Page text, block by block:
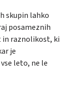
skupin lahko
posameznih
in raznolikost, ki
je
leto, ne le